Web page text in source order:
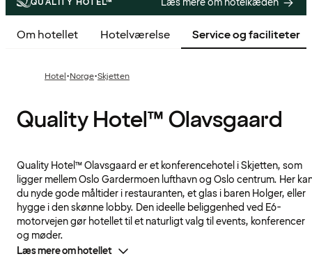
QUALITY HOTEL™ Læs mere om hotelkæden
Om hotellet Hotelværelse Service og faciliteter
Hotel·Norge·Skjetten
Quality Hotel™ Olavsgaard
Quality Hotel™ Olavsgaard er et konferencehotel i Skjetten, som
ligger mellem Oslo Gardermoen lufthavn og Oslo centrum. Her
du nyde gode måltider i restauranten, et glas i baren Holger, eller
hygge i den skønne lobby. Den ideelle beliggenhed ved E6-
motorvejen gør hotellet til et naturligt valg til events, konferencer
og møder.
Læs mere om hotellet